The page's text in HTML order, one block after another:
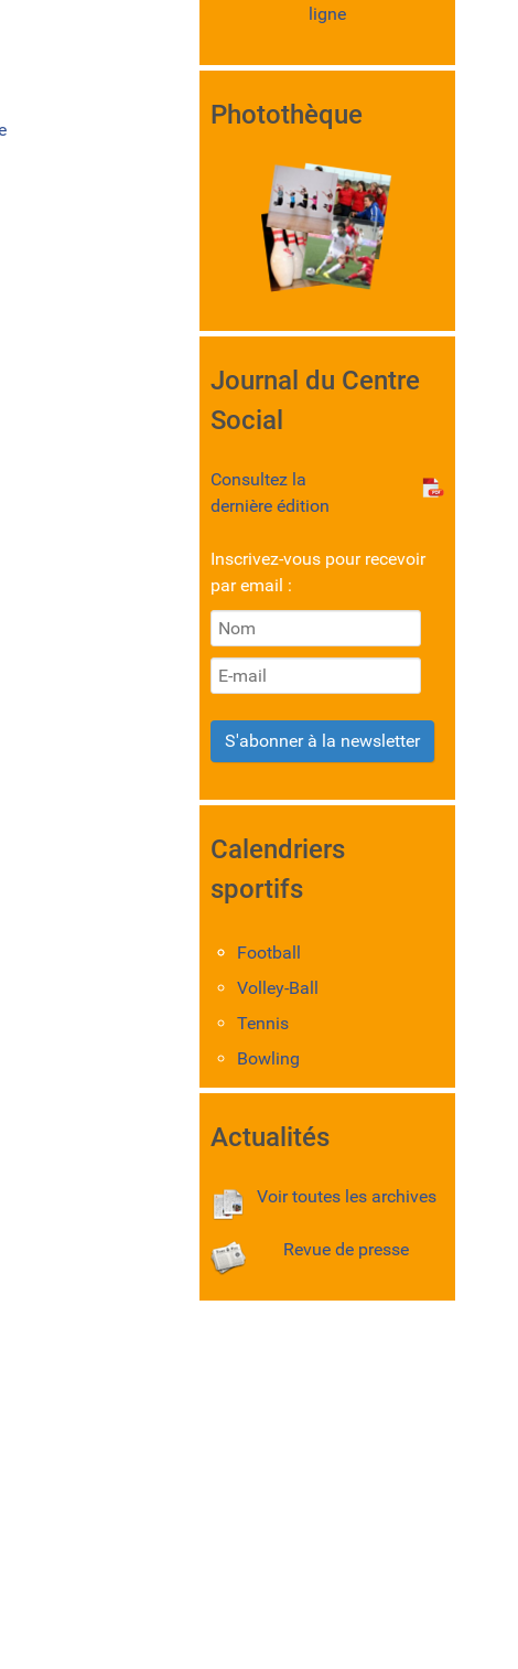
ligne
Photothèque
Journal du Centre
Social
Consultez la
dernière édition
Inscrivez-vous pour recevoir
par email :
S'abonner à la newsletter
Calendriers
sportifs
Football
Volley-Ball
Tennis
Bowling
Actualités
Voir toutes les archives
Revue de presse